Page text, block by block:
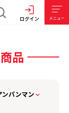
ログイン メニュー
品
ンパンマン